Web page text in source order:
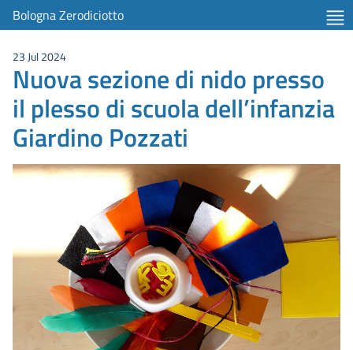
Bologna Zerodiciotto
23 Jul 2024
Nuova sezione di nido presso
il plesso di scuola dell’infanzia
Giardino Pozzati